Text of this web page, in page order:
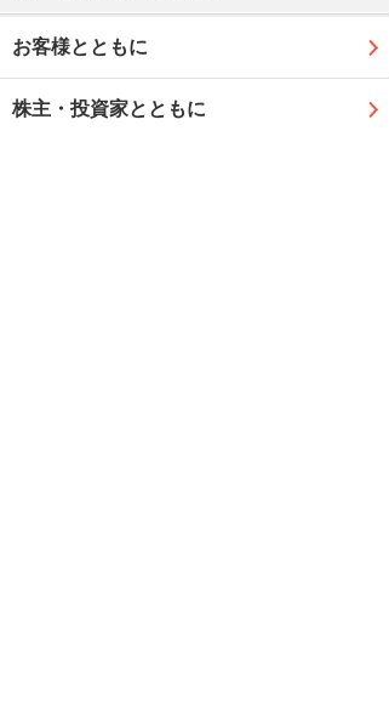
お客様とともに
株主・投資家とともに